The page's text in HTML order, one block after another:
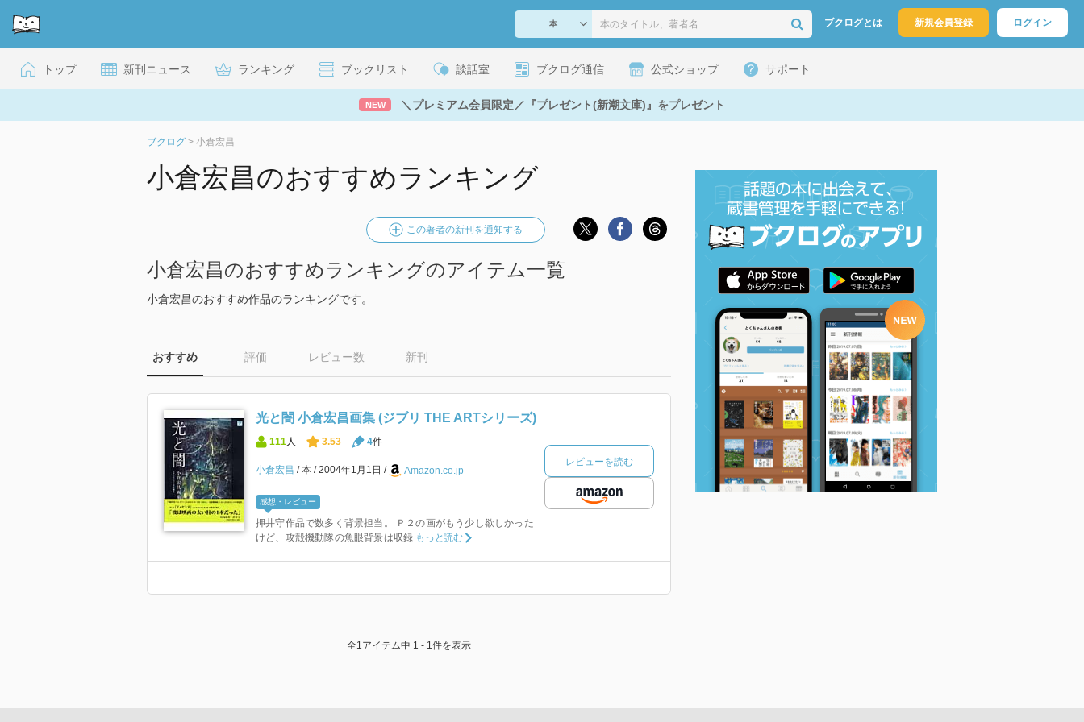
ブクログとは 新規会員登録 ログイン
トップ 新刊ニュース ランキング ブックリスト 談話室 ブクログ通信 公式ショップ サポート
NEW ＼プレミアム会員限定／『プレゼント(新潮文庫)』をプレゼント
ブクログ > 小倉宏昌
小倉宏昌のおすすめランキング
この著者の新刊を通知する
小倉宏昌のおすすめランキングのアイテム一覧
小倉宏昌のおすすめ作品のランキングです。
おすすめ 評価 レビュー数 新刊
光と闇 小倉宏昌画集 (ジブリ THE ARTシリーズ)
111人 3.53 4件
小倉宏昌 本 2004年1月1日 Amazon.co.jp
感想・レビュー
押井守作品で数多く背景担当。 Ｐ２の画がもう少し欲しかった
けど、攻殻機動隊の魚眼背景は収録 もっと読む
レビューを読む
全1アイテム中 1 - 1件を表示